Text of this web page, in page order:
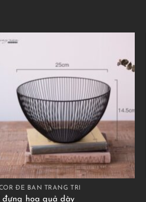
ĐỂ BÀN TRANG TRÍ
đựng hoa quả dày